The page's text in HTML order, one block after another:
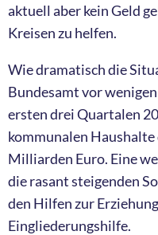
aktuell aber kein Geld
Kreisen zu helfen.
Wie dramatisch die
Bundesamt vor
ersten drei Quartalen
kommunalen
Milliarden Euro. Eine
die rasant steigenden
den Hilfen zur
Eingliederungshilfe.